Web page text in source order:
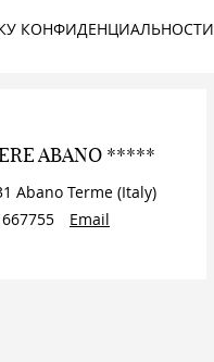
КОНФИДЕНЦИАЛЬНОСТИ
ABANO *****
Abano Terme (Italy)
Email